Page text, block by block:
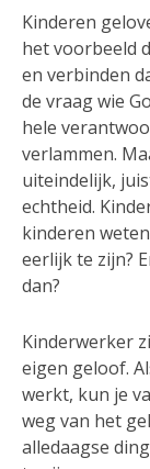
Kinderen
het voorbeeld
en verbinden
de vraag wie
hele
verlammen.
uiteindelijk,
echtheid.
kinderen
eerlijk te zijn?
dan?
Kinderwerker
eigen geloof.
werkt, kun je
weg van het
alledaagse